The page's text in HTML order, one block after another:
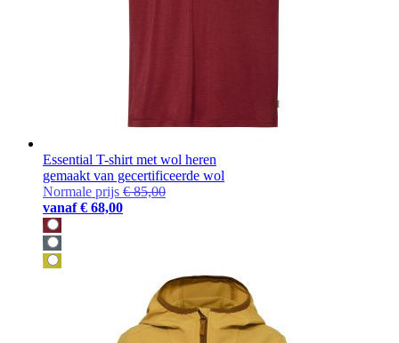
Essential T-shirt met wol heren
gemaakt van gecertificeerde wol
Normale prijs € 85,00
vanaf € 68,00